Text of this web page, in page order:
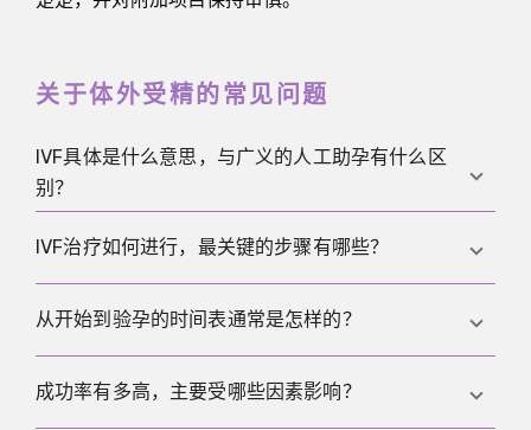
关于体外受精的常见问题
IVF具体是什么意思，与广义的人工助孕有什么区
别？
IVF指卵子在体外实验室完成受精并形成胚胎后再移植
在体内完成受精的治疗方式。
IVF治疗如何进行，最关键的步骤有哪些？
典型流程包括检查评估与计划制定、促排与密切监
养、胚胎移植以及移植后的黄体支持与验孕，同时冷
从开始到验孕的时间表通常是怎样的？
从促排开始到验孕，通常两到四周较为常见，因为促
成功率有多高，主要受哪些因素影响？